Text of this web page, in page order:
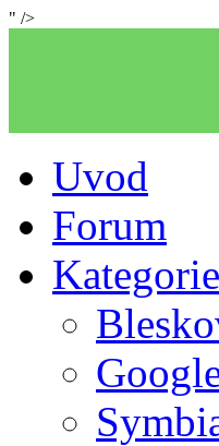
" />
Uvod
Forum
Kategorie